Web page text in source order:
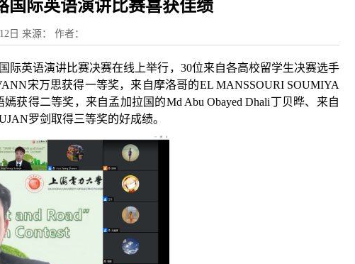
国际英语演讲比赛喜获佳绩
日 来源： 作者：
际英语演讲比赛决赛在线上举行，30位来自各高校留学生决赛选手
宋万思获得一等奖，来自摩洛哥的EL MANSSOURI SOUMIYA
获得二等奖，来自孟加拉国的Md Abu Obayed Dhali丁贝晔、来自
罗剑取得三等奖的好成绩。